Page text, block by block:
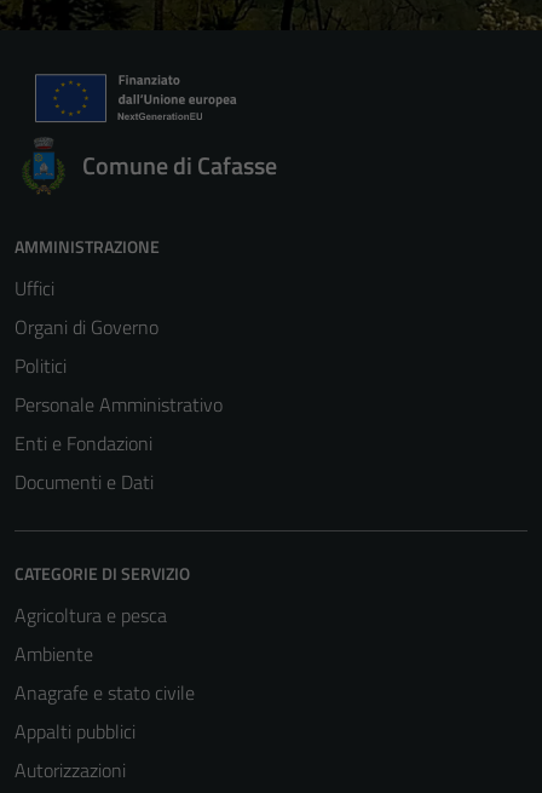
Comune di Cafasse
AMMINISTRAZIONE
Uffici
Organi di Governo
Politici
Personale Amministrativo
Enti e Fondazioni
Documenti e Dati
CATEGORIE DI SERVIZIO
Agricoltura e pesca
Ambiente
Anagrafe e stato civile
Appalti pubblici
Autorizzazioni